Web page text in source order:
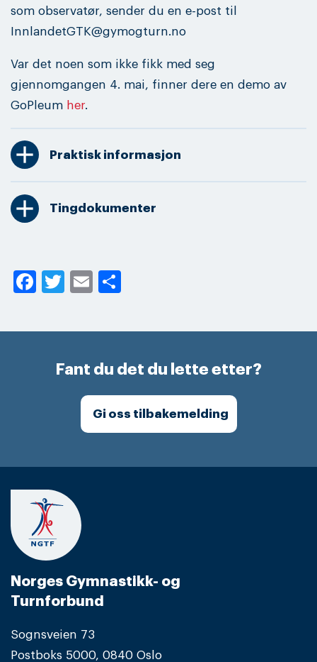
som observatør, sender du en e-post til
InnlandetGTK@gymogturn.no
Var det noen som ikke fikk med seg
gjennomgangen 4. mai, finner dere en demo av
GoPleum her.
add Praktisk informasjon
add Tingdokumenter
Facebook
Twitter
Email
Fant du det du lette etter?
Gi oss tilbakemelding
Norges Gymnastikk- og
Turnforbund
Sognsveien 73
Postboks 5000, 0840 Oslo